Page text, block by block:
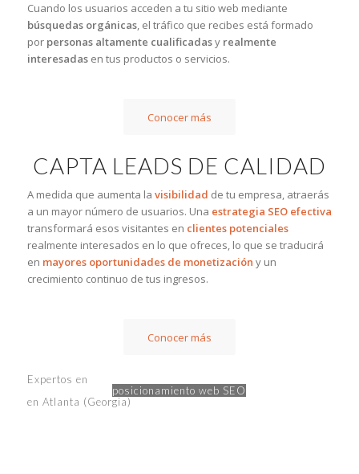
Cuando los usuarios acceden a tu sitio web mediante
búsquedas orgánicas, el tráfico que recibes está formado
por personas altamente cualificadasy realmente
interesadasen tus productos o servicios.
Conocer más
CAPTA LEADS DE CALIDAD
A medida que aumenta la visibilidad de tu empresa, atraerás
a un mayor número de usuarios. Una estrategia SEO efectiva
transformará esos visitantes en clientes potenciales
realmente interesados en lo que ofreces, lo que se traducirá
en mayores oportunidades de monetización y un
crecimiento continuo de tus ingresos.
Conocer más
Expertos en
en Atlanta (Georgia)